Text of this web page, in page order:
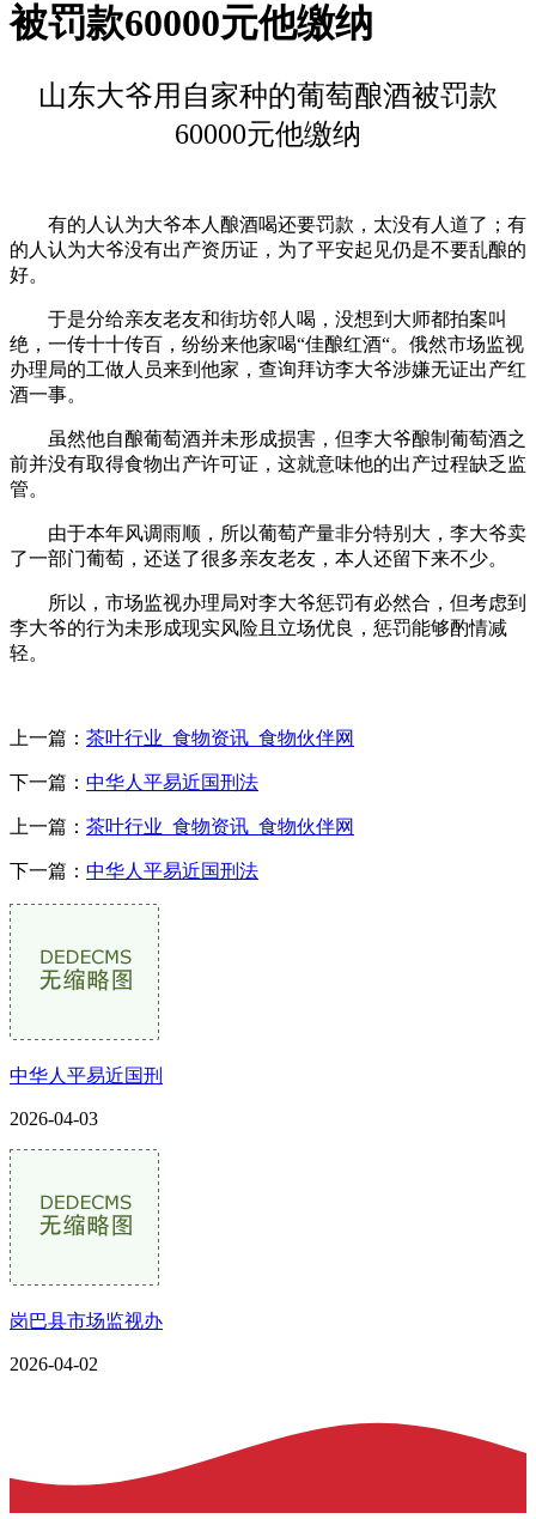
被罚款60000元他缴纳
山东大爷用自家种的葡萄酿酒被罚款
60000元他缴纳
有的人认为大爷本人酿酒喝还要罚款，太没有人道了；有
的人认为大爷没有出产资历证，为了平安起见仍是不要乱酿的
好。
于是分给亲友老友和街坊邻人喝，没想到大师都拍案叫
绝，一传十十传百，纷纷来他家喝“佳酿红酒“。俄然市场监视
办理局的工做人员来到他家，查询拜访李大爷涉嫌无证出产红
酒一事。
虽然他自酿葡萄酒并未形成损害，但李大爷酿制葡萄酒之
前并没有取得食物出产许可证，这就意味他的出产过程缺乏监
管。
由于本年风调雨顺，所以葡萄产量非分特别大，李大爷卖
了一部门葡萄，还送了很多亲友老友，本人还留下来不少。
所以，市场监视办理局对李大爷惩罚有必然合，但考虑到
李大爷的行为未形成现实风险且立场优良，惩罚能够酌情减
轻。
上一篇： 茶叶行业_食物资讯_食物伙伴网
下一篇： 中华人平易近国刑法
上一篇： 茶叶行业_食物资讯_食物伙伴网
下一篇： 中华人平易近国刑法
中华人平易近国刑
2026-04-03
岗巴县市场监视办
2026-04-02